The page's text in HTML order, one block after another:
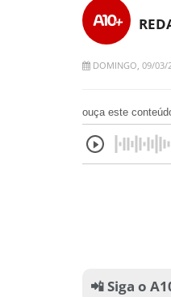
DOMINGO, 09/03/
ouça este
📲 Siga o